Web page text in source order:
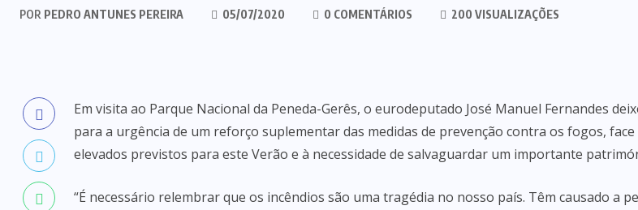
POR PEDRO ANTUNES PEREIRA 05/07/2020 0 COMENTÁRIOS 200 VISUALIZAÇÕES
Em visita ao Parque Nacional da Peneda-Gerês, o eurodeputado José Manuel Fernandes
para a urgência de um reforço suplementar das medidas de prevenção contra os fogos, face
elevados previstos para este Verão e à necessidade de salvaguardar um importante
“É necessário relembrar que os incêndios são uma tragédia no nosso país. Têm causado a